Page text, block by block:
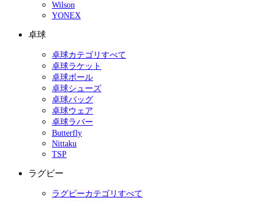
Wilson
YONEX
卓球
卓球カテゴリすべて
卓球ラケット
卓球ボール
卓球シューズ
卓球バッグ
卓球ウェア
卓球ラバー
Butterfly
Nittaku
TSP
ラグビー
ラグビーカテゴリすべて